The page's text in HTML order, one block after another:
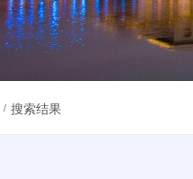
/ 搜索结果